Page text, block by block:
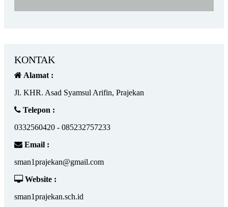
KONTAK
Alamat :
Jl. KHR. Asad Syamsul Arifin, Prajekan
Telepon :
0332560420 - 085232757233
Email :
sman1prajekan@gmail.com
Website :
sman1prajekan.sch.id